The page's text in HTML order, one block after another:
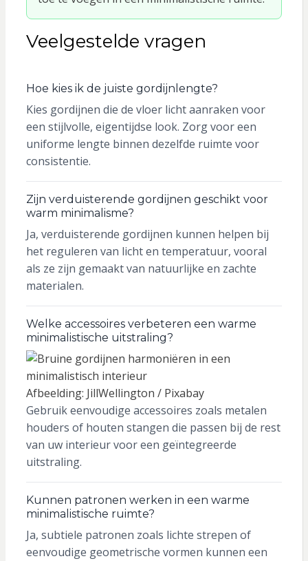
Veelgestelde vragen
Hoe kies ik de juiste gordijnlengte?
Kies gordijnen die de vloer licht aanraken voor
een stijlvolle, eigentijdse look. Zorg voor een
uniforme lengte binnen dezelfde ruimte voor
consistentie.
Zijn verduisterende gordijnen geschikt voor
warm minimalisme?
Ja, verduisterende gordijnen kunnen helpen bij
het reguleren van licht en temperatuur, vooral
als ze zijn gemaakt van natuurlijke en zachte
materialen.
Welke accessoires verbeteren een warme
minimalistische uitstraling?
Afbeelding: JillWellington / Pixabay
Gebruik eenvoudige accessoires zoals metalen
houders of houten stangen die passen bij de rest
van uw interieur voor een geïntegreerde
uitstraling.
Kunnen patronen werken in een warme
minimalistische ruimte?
Ja, subtiele patronen zoals lichte strepen of
eenvoudige geometrische vormen kunnen een